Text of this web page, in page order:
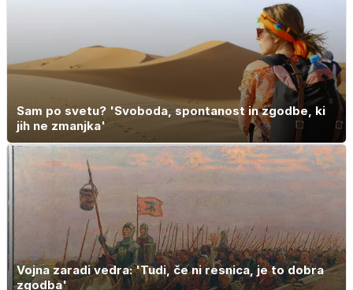
Sam po svetu? 'Svoboda, spontanost in zgodbe, ki
jih ne zmanjka'
Vojna zaradi vedra: 'Tudi, če ni resnica, je to dobra
zgodba'